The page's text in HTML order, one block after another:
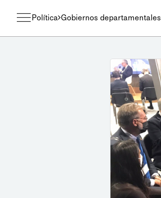
Política Gobiernos departamentales